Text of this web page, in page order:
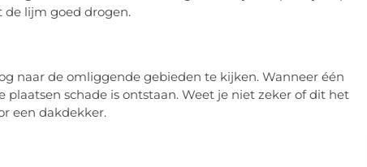
de lijm goed drogen.
naar de omliggende gebieden te kijken. Wanneer één
schade is ontstaan. Weet je niet zeker of dit het
een dakdekker.